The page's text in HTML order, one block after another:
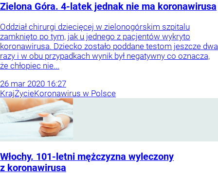
Zielona Góra. 4-latek jednak nie ma koronawirusa
Oddział chirurgi dziecięcej w zielonogórskim szpitalu
zamknięto po tym, jak u jednego z pacjentów wykryto
koronawirusa. Dziecko zostało poddane testom jeszcze dwa
razy i w obu przypadkach wynik był negatywny co oznacza,
że chłopiec nie...
26 mar 2020 16:27
KrajŻycieKoronawirus w Polsce
Włochy. 101-letni mężczyzna wyleczony
z koronawirusa